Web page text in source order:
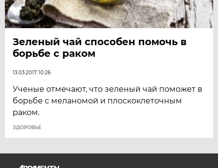
Зеленый чай способен помочь в
борьбе с раком
13.03.2017 10:26
Ученые отмечают, что зеленый чай поможет в
борьбе с меланомой и плоскоклеточным
раком.
ЗДОРОВЬЕ